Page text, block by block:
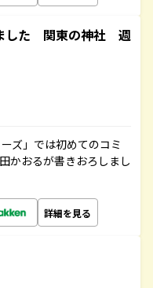
した 関東の神社 週
ズ」では初めてのコミ
かおるが書きおろしまし
詳細を見る